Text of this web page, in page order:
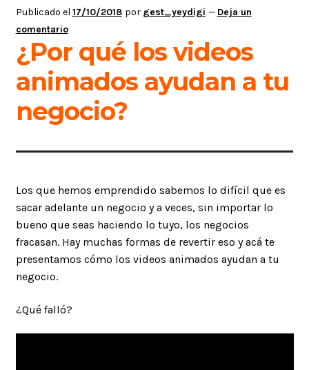
Publicado el 17/10/2018 por gest_yeydigi — Deja un
comentario
¿Por qué los videos
animados ayudan a tu
negocio?
Los que hemos emprendido sabemos lo difícil que es
sacar adelante un negocio y a veces, sin importar lo
bueno que seas haciendo lo tuyo, los negocios
fracasan. Hay muchas formas de revertir eso y acá te
presentamos cómo los videos animados ayudan a tu
negocio.
¿Qué falló?